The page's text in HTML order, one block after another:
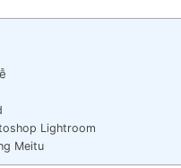
Lightroom
Meitu